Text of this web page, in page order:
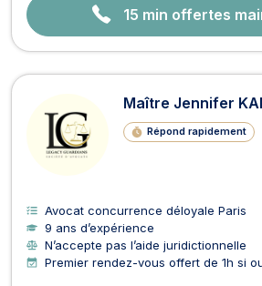
15 min offertes
Maître Jennifer
Répond rapidement
Avocat concurrence déloyale Paris
9 ans d’expérience
N’accepte pas l’aide juridictionnelle
Premier rendez-vous offert de 1h si